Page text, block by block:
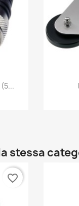
stessa
favorite_border